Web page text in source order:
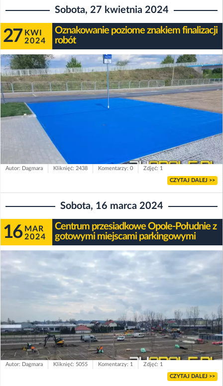
Sobota, 27 kwietnia 2024
27 KWI
2024
Oznakowanie poziome znakiem finalizacji
robót
Autor: Dagmara Kliknięć: 2438 Komentarzy: 0 Zdjęć: 1
CZYTAJ DALEJ >>
Sobota, 16 marca 2024
16 MAR
2024
Centrum przesiadkowe Opole-Południe z
gotowymi miejscami parkingowymi
Autor: Dagmara Kliknięć: 5055 Komentarzy: 1 Zdjęć: 1
CZYTAJ DALEJ >>